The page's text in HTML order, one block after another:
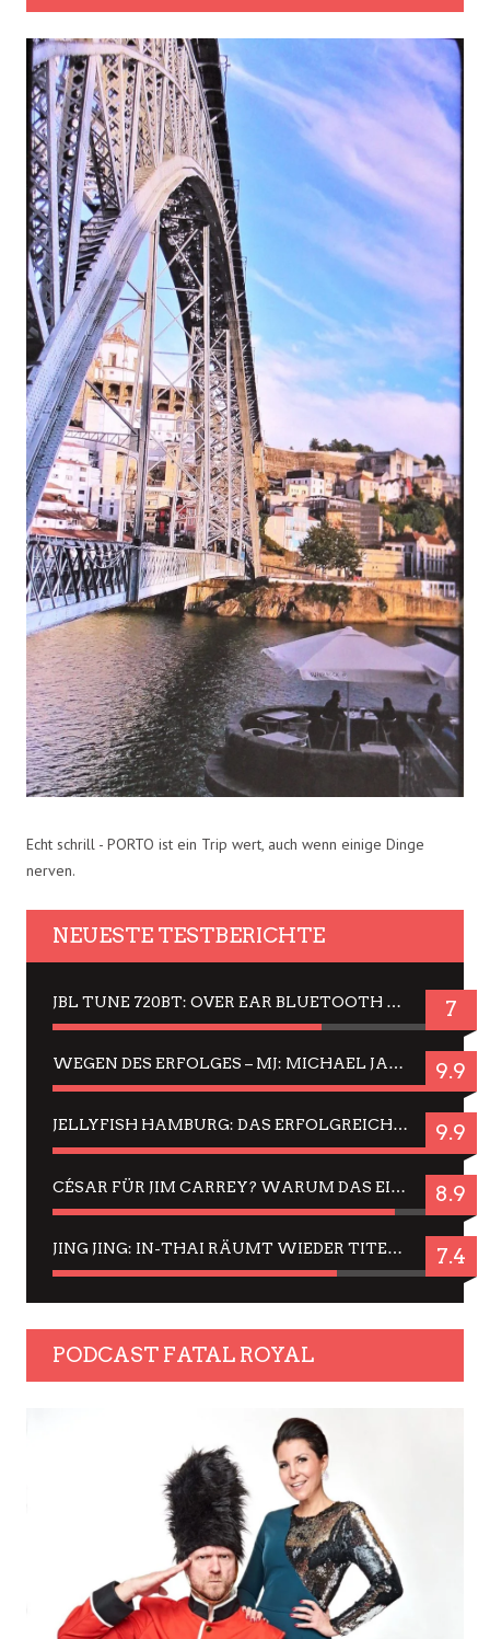
Echt schrill - PORTO ist ein Trip wert, auch wenn einige Dinge
nerven.
NEUESTE TESTBERICHTE
JBL TUNE 720BT: OVER EAR BLUETOOTH KOPFHÖRER UM DIE 50,-€ IM DAUER-TEST 7
WEGEN DES ERFOLGES – MJ: MICHAEL JACKSON MUSICAL IN EINER MATINEE SEHEN 9.9
JELLYFISH HAMBURG: DAS ERFOLGREICHE SOMMER-MENÜ 2025 IN GEFÜHLEN UND BILDERN 9.9
CÉSAR FÜR JIM CARREY? WARUM DAS EINER DER NERVIGSTEN ACTORS IST UND BLEIBT 8.9
JING JING: IN-THAI RÄUMT WIEDER TITEL AB – EIN ZWEI-STUNDEN-ERLEBNISBERICHT 7.4
PODCAST FATAL ROYAL